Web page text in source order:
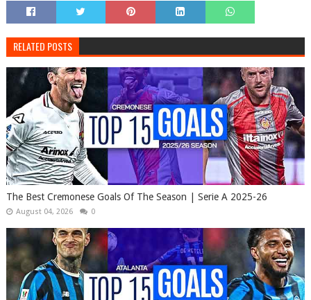
RELATED POSTS
The Best Cremonese Goals Of The Season | Serie A 2025-26
August 04, 2026 0